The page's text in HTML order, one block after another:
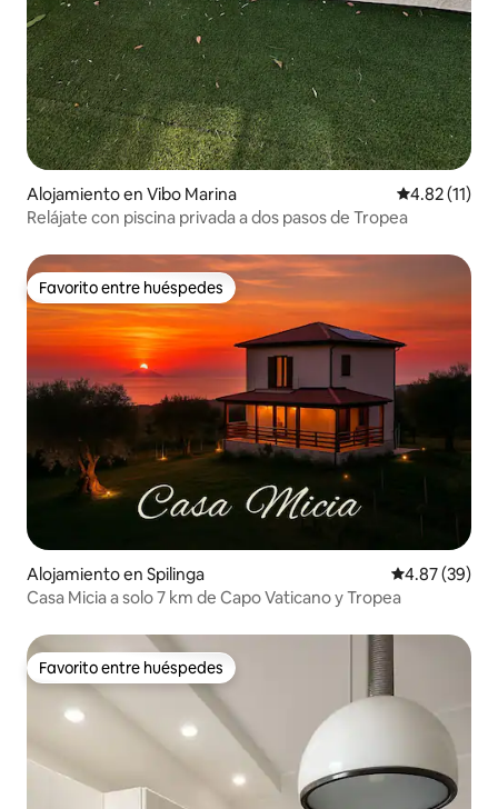
Alojamiento en Vibo Marina Calificación
4.82 (11)
Relájate con piscina privada a dos pasos de Tropea
Favorito entre huéspedes
Favorito entre huéspedes
Alojamiento en Spilinga Calificación
4.87 (39)
Casa Micia a solo 7 km de Capo Vaticano y Tropea
Favorito entre huéspedes
Favorito entre huéspedes